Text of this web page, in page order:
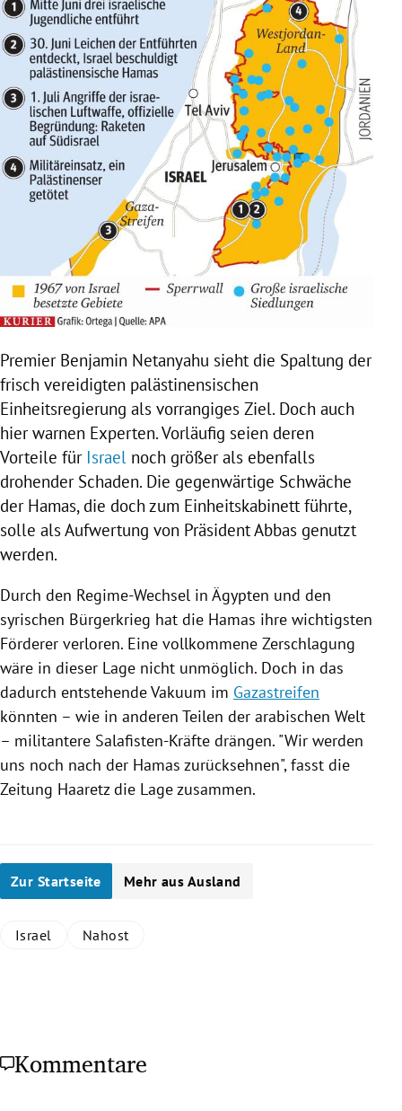
Premier Benjamin Netanyahu sieht die Spaltung der
frisch vereidigten palästinensischen
Einheitsregierung als vorrangiges Ziel. Doch auch
hier warnen Experten. Vorläufig seien deren
Vorteile für Israel noch größer als ebenfalls
drohender Schaden. Die gegenwärtige Schwäche
der Hamas, die doch zum Einheitskabinett führte,
solle als Aufwertung von PräsidentAbbas genutzt
werden.
Durch den Regime-Wechsel in Ägypten und den
syrischen Bürgerkrieg hat die Hamas ihre wichtigsten
Förderer verloren. Eine vollkommene Zerschlagung
wäre in dieser Lage nicht unmöglich. Doch in das
dadurch entstehende Vakuum im Gazastreifen
könnten – wie in anderen Teilen der arabischen Welt
– militantere Salafisten-Kräfte drängen. "Wir werden
uns noch nach der Hamas zurücksehnen", fasst die
Zeitung Haaretzdie Lage zusammen.
Zur Startseite Mehr aus Ausland
Israel Nahost
Kommentare